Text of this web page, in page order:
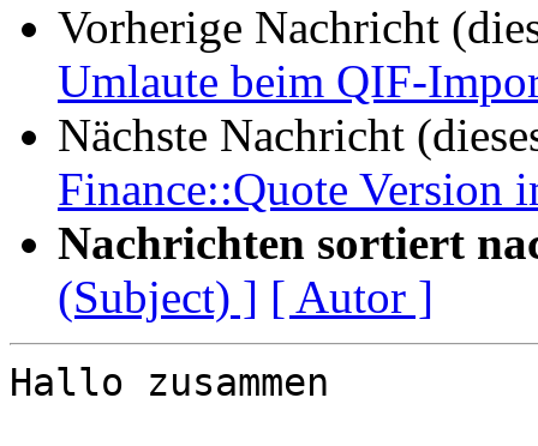
Vorherige Nachricht
Umlaute beim QIF-
Nächste Nachricht
Finance::Quote
Nachrichten sortiert
(Subject) ] [ Autor ]
Hallo zusammen